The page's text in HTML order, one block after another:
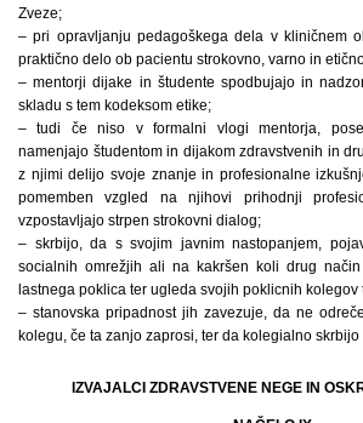
Zveze;
– pri opravljanju pedagoškega dela v kliničnem
praktično delo ob pacientu strokovno, varno in
– mentorji dijake in študente spodbujajo in
skladu s tem kodeksom etike;
– tudi če niso v formalni vlogi mentorja,
namenjajo študentom in dijakom zdravstvenih in
z njimi delijo svoje znanje in profesionalne
pomemben vzgled na njihovi prihodnji
vzpostavljajo strpen strokovni dialog;
– skrbijo, da s svojim javnim nastopanjem,
socialnih omrežjih ali na kakršen koli drug
lastnega poklica ter ugleda svojih poklicnih kolegov
– stanovska pripadnost jih zavezuje, da ne
kolegu, če ta zanjo zaprosi, ter da kolegialno skrbijo
IZVAJALCI ZDRAVSTVENE NEGE IN